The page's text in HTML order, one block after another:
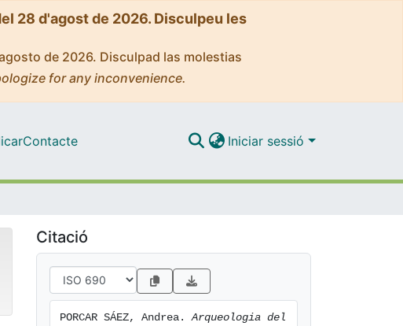
28 d'agost de 2026. Disculpeu les
de 2026. Disculpad las molestias
for any inconvenience.
Contacte Iniciar sessió
Citació
PORCAR SÁEZ, Andrea. Arqueologia del